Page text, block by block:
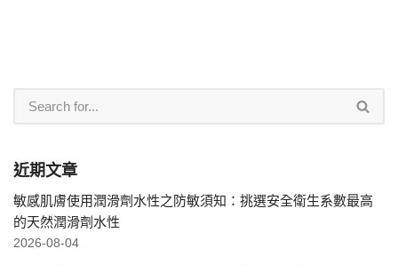
近期文章
敏感肌膚使用潤滑劑水性之防敏須知：挑選安全衛生系數最高
的天然潤滑劑水性
2026-08-04